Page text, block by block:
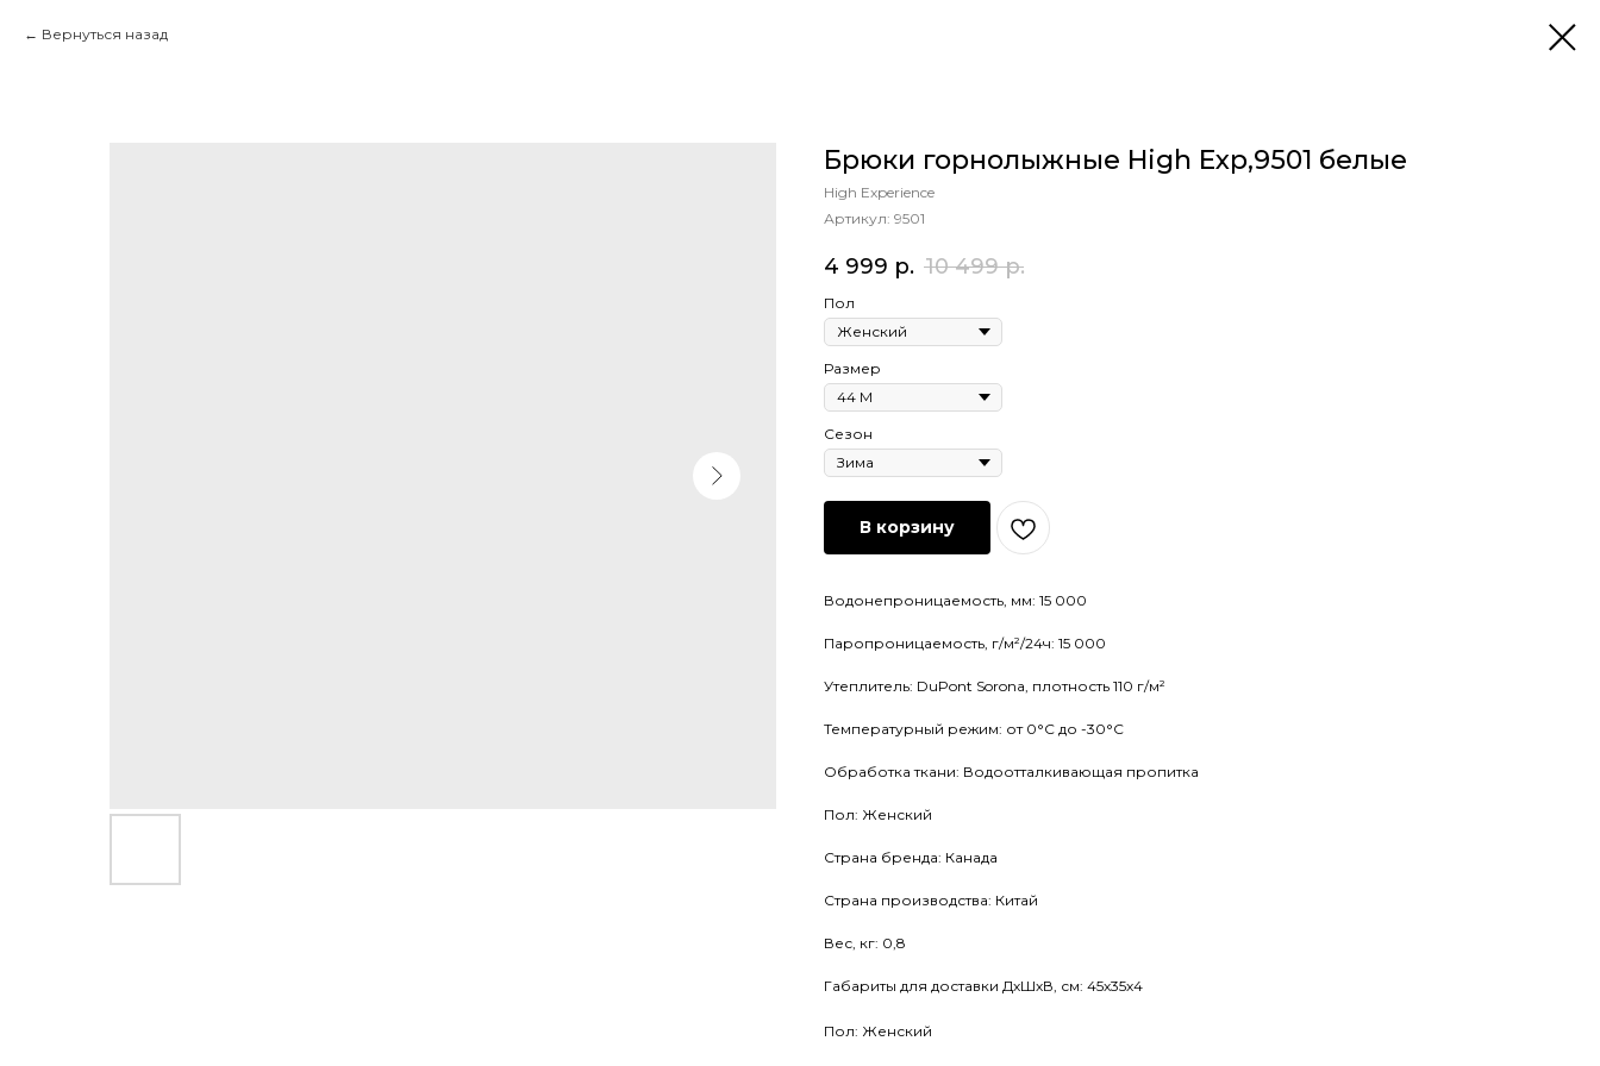
Вернуться назад
Брюки горнолыжные High Exp,9501 белые
High Experience
Артикул: 9501
4 999 р. 10 499 р.
Пол
Размер
Сезон
В корзину
Водонепроницаемость, мм: 15 000
Паропроницаемость, г/м²/24ч: 15 000
Утеплитель: DuPont Sorona, плотность 110 г/м²
Температурный режим: от 0°С до -30°С
Обработка ткани: Водоотталкивающая пропитка
Пол: Женский
Страна бренда: Канада
Страна производства: Китай
Вес, кг: 0,8
Габариты для доставки ДхШхВ, см: 45х35х4
Пол: Женский